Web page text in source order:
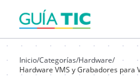
Inicio/Categorías/Hardware/
Hardware VMS y Grabadores para